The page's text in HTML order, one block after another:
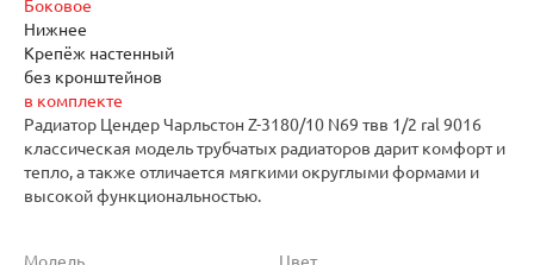
Боковое
Нижнее
Крепёж настенный
без кронштейнов
в комплекте
Радиатор Цендер Чарльстон Z-3180/10 N69 твв 1/2 ral 9016
классическая модель трубчатых радиаторов дарит комфорт и
тепло, а также отличается мягкими округлыми формами и
высокой функциональностью.